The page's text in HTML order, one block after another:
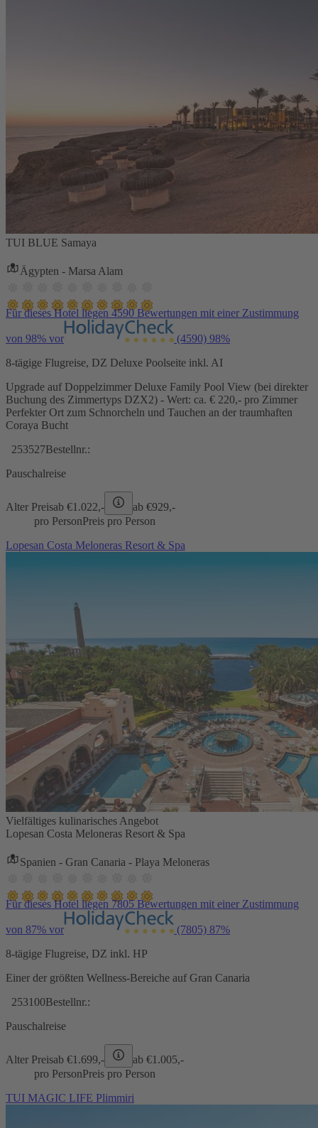
TUI BLUE Samaya
Ägypten - Marsa Alam
Für dieses Hotel liegen 4590 Bewertungen mit einer Zustimmung
von 98% vor (4590) 98%
8-tägige Flugreise, DZ Deluxe Poolseite inkl. AI
Upgrade auf Doppelzimmer Deluxe Family Pool View (bei direkter
Buchung des Zimmertyps DZX2) - Wert: ca. € 220,- pro Zimmer
Perfekter Ort zum Schnorcheln und Tauchen an der traumhaften
Coraya Bucht
253527Bestellnr.:
Pauschalreise
Alter Preisab €1.022,- ab €929,-
pro PersonPreis pro Person
Lopesan Costa Meloneras Resort & Spa
Vielfältiges kulinarisches Angebot
Lopesan Costa Meloneras Resort & Spa
Spanien - Gran Canaria - Playa Meloneras
Für dieses Hotel liegen 7805 Bewertungen mit einer Zustimmung
von 87% vor (7805) 87%
8-tägige Flugreise, DZ inkl. HP
Einer der größten Wellness-Bereiche auf Gran Canaria
253100Bestellnr.:
Pauschalreise
Alter Preisab €1.699,- ab €1.005,-
pro PersonPreis pro Person
TUI MAGIC LIFE Plimmiri